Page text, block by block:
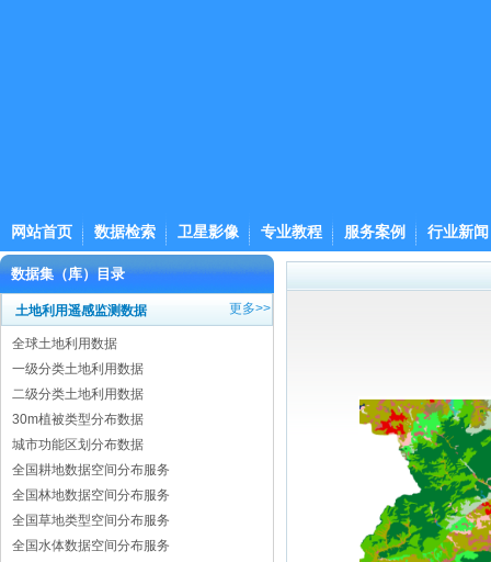
网站首页 数据检索 卫星影像 专业教程 服务案例 行业新闻
数据集（库）目录
土地利用遥感监测数据 更多>>
全球土地利用数据
一级分类土地利用数据
二级分类土地利用数据
30m植被类型分布数据
城市功能区划分布数据
全国耕地数据空间分布服务
全国林地数据空间分布服务
全国草地类型空间分布服务
全国水体数据空间分布服务